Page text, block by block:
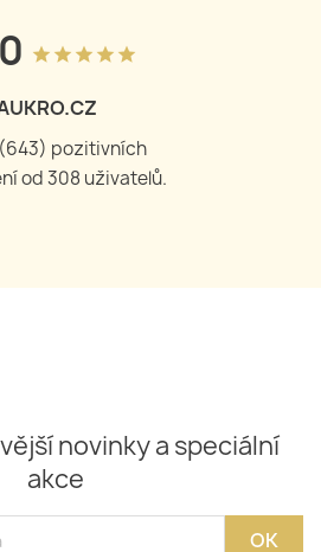
grade grade grade grade grade
(643) pozitivních
od308 uživatelů.
novinky a speciální
akce